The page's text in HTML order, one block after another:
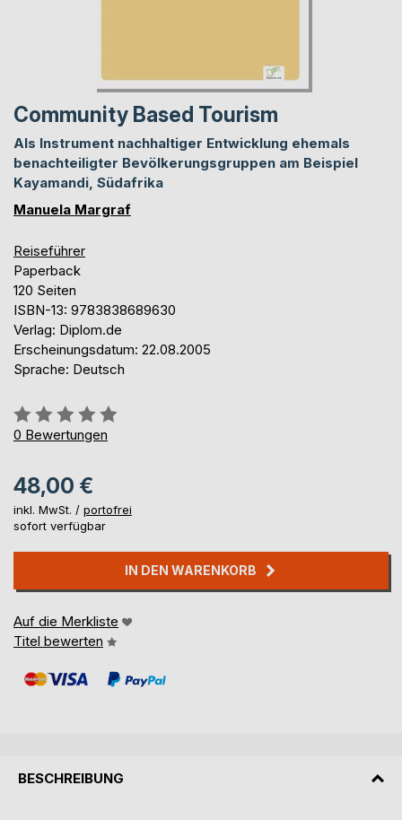
Community Based Tourism
Als Instrument nachhaltiger Entwicklung ehemals
benachteiligter Bevölkerungsgruppen am Beispiel
Kayamandi, Südafrika
Manuela Margraf
Reiseführer
Paperback
120 Seiten
ISBN-13: 9783838689630
Verlag: Diplom.de
Erscheinungsdatum: 22.08.2005
Sprache: Deutsch
Bewertung::
0%
0 Bewertungen
48,00 €
inkl. MwSt. / portofrei
sofort verfügbar
IN DEN WARENKORB
Auf die Merkliste
Titel bewerten
BESCHREIBUNG